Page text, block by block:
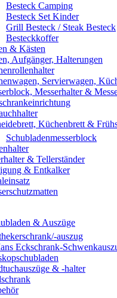
Besteck Camping
Besteck Set Kinder
Grill Besteck / Steak Besteck
Besteckkoffer
& Kästen
Aufgänger, Halterungen
Servierwagen,
Messerhalter &
Küchenbrett &
Schubladenmesserblock
& Tellerständer
& Entkalker
& Auszüge
auszug
Eckschrank-
& -halter